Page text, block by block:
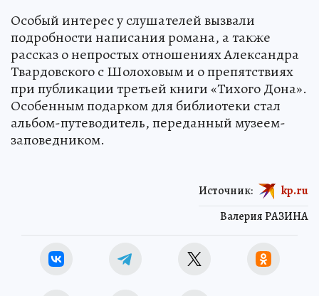
Особый интерес у слушателей вызвали
подробности написания романа, а также
рассказ о непростых отношениях Александра
Твардовского с Шолоховым и о препятствиях
при публикации третьей книги «Тихого Дона».
Особенным подарком для библиотеки стал
альбом-путеводитель, переданный музеем-
заповедником.
Валерия РАЗИНА
Источник: kp.ru